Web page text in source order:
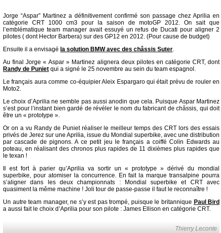
Jorge “Aspar” Martinez a définitivement confirmé son passage chez Aprilia en
catégorie CRT 1000 cm3 pour la saison de motoGP 2012. On sait que
l’emblématique team manager avait essuyé un refus de Ducati pour aligner 2
pilotes ( dont Hector Barbera) sur des GP12 en 2012. (Pour cause de budget)
Ensuite il a envisagé la solution BMW avec des châssis Suter.
Au final Jorge « Aspar » Martinez alignera deux pilotes en catégorie CRT, dont
Randy de Puniet qui a signé le 25 novembre au sein du team espagnol.
Le français aura comme co-équipier Aleix Espargaro qui était prévu de rouler en
Moto2.
Le choix d’Aprilia ne semble pas aussi anodin que cela. Puisque Aspar Martinez
s’est pour l’instant bien gardé de révéler le nom du fabricant de châssis, qui doit
être un « prototype ».
Or on a vu Randy de Puniet réaliser le meilleur temps des CRT lors des essais
privés de Jerez sur une Aprilia, issue du Mondial superbike, avec une distribution
par cascade de pignons. A ce petit jeu le français a coiffé Colin Edwards au
poteau, en réalisant des chronos plus rapides de 11 dixièmes plus rapides que
le texan !
Il est fort à parier qu’Aprilia va sortir un « prototype » dérivé du mondial
superbike, pour atomiser la concurrence. En fait la marque transalpine pourra
s’aligner dans les deux championnats : Mondial superbike et CRT avec
quasiment la même machine ! Joli tour de passe-passe il faut le reconnaître !
Un autre team manager, ne s’y est pas trompé, puisque le britannique Paul Bird
a aussi fait le choix d’Aprilia pour son pilote : James Ellison en catégorie CRT.
Thierry Leconte